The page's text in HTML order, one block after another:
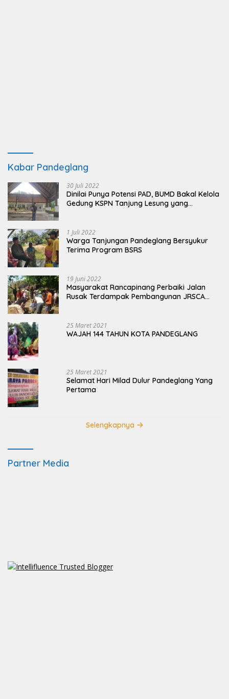
Kabar Pandeglang
30 Juli 2022
Dinilai Punya Potensi PAD, BUMD Bakal Kelola
Gedung KSPN Tanjung Lesung yang
1 Juli 2022
Warga Tanjungan Pandeglang Bersyukur
Terima Program BSRS
19 Juni 2022
Masyarakat Rancapinang Perbaiki Jalan
Rusak Terdampak Pembangunan JRSCA
25 Maret 2021
WAJAH 144 TAHUN KOTA PANDEGLANG
25 Maret 2021
Selamat Hari Milad Dulur Pandeglang Yang
Pertama
Selengkapnya
Partner Media